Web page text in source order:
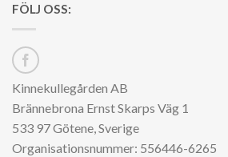
FÖLJ OSS:
Kinnekullegården AB
Brännebrona Ernst Skarps Väg 1
533 97 Götene, Sverige
Organisationsnummer: 556446-6265